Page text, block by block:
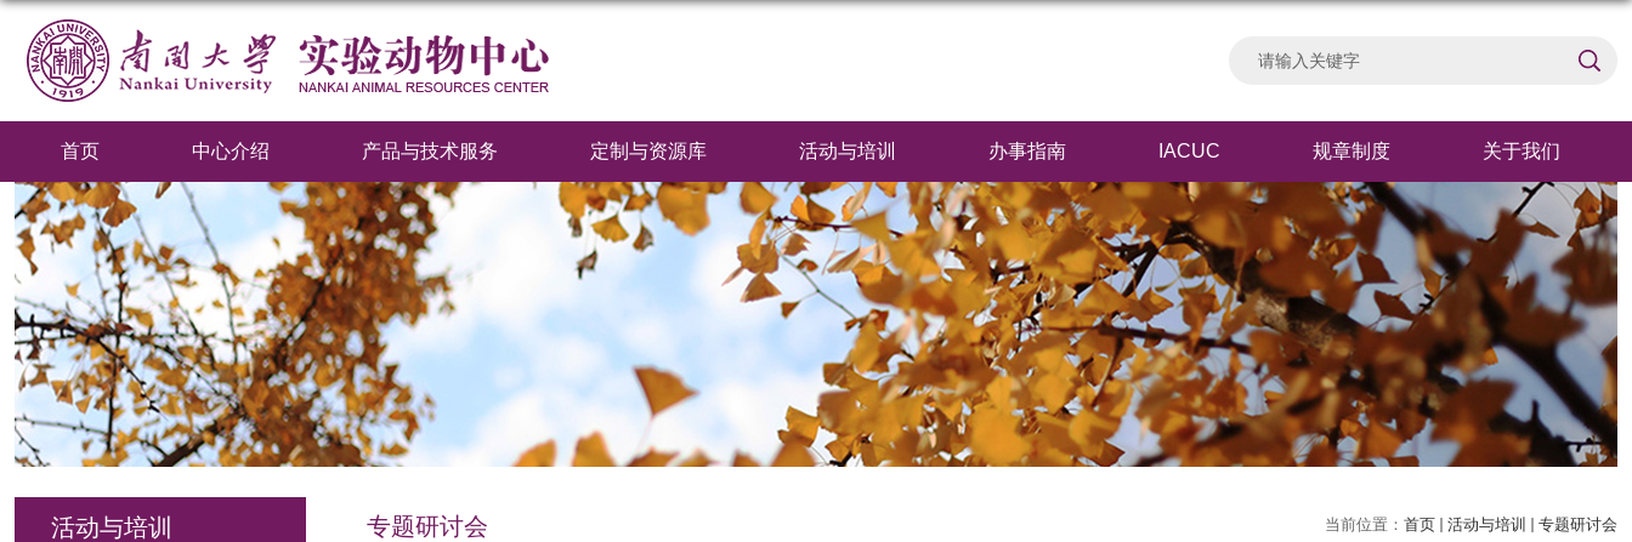
首页 中心介绍 产品与技术服务 定制与资源库 活动与培训 办事指南 IACUC 规章制度 关于我们
活动与培训 当前位置： 首页 活动与培训 专题研讨会
专题研讨会